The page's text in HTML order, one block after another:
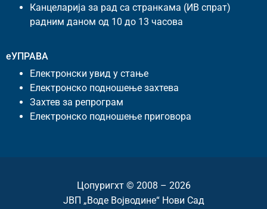
Канцеларија за рад са странкама (ИВ спрат)
радним даном од 10 до 13 часова
еУПРАВА
Електронски увид у стање
Електронско подношење захтева
Захтев за репрограм
Електронско подношење приговора
Цопyригхт © 2008 – 2026
ЈВП „Воде Војводине“ Нови Сад